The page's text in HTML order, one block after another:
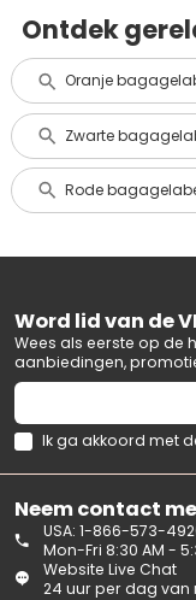
Ontdek
Oranje
Zwarte
Rode
Neem contact
Website Live Chat
24 uur per dag
USA: 1-866-573-
Mon-Fri 8:30 AM -
Word lid van de
Wees als eerste op de
aanbiedingen,
Ik ga akkoord met